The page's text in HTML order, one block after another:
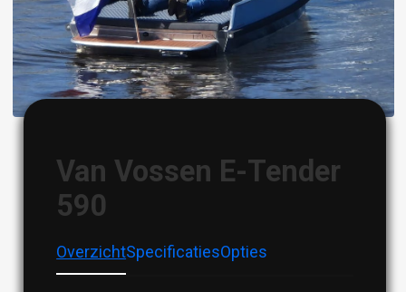
Van Vossen E-Tender
590
OverzichtSpecificatiesOpties